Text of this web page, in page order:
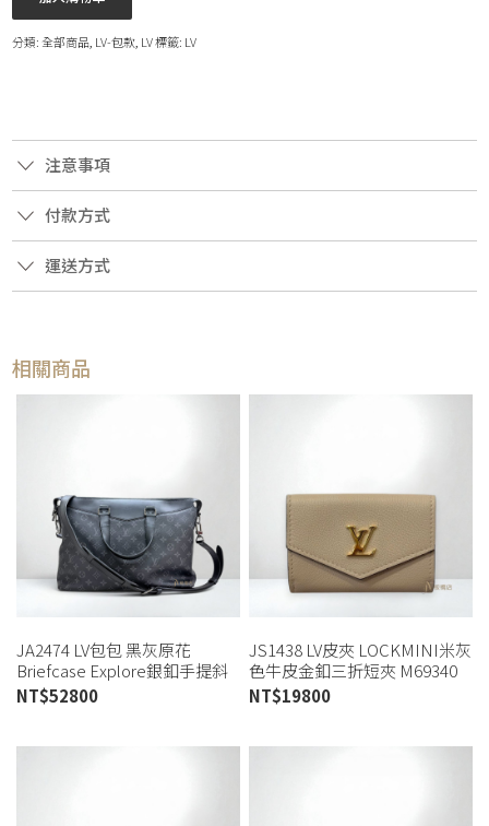
分類:全部商品, LV-包款, LV標籤: LV
注意事項
付款方式
運送方式
相關商品
JA2474 LV包包 黑灰原花
Briefcase Explore銀釦手提斜
背公事包M40566 (桃園店)
NT$52800
JS1438 LV皮夾 LOCKMINI米灰
色牛皮金釦三折短夾 M69340
(板橋店)
NT$19800